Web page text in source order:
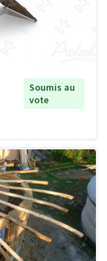
Soumis au
vote